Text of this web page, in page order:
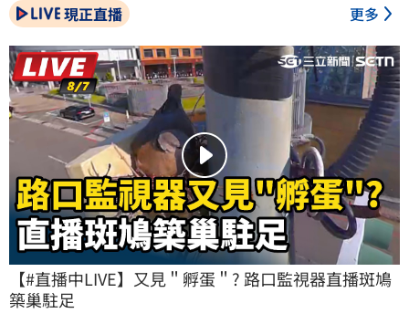
現正直播 更多
【#直播中LIVE】又見＂孵蛋＂? 路口監視器直播斑鳩
築巢駐足